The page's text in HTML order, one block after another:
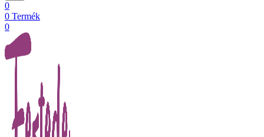
0
0 Termék
0